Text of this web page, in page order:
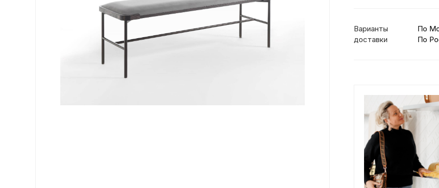
Варианты
доставки
По
По